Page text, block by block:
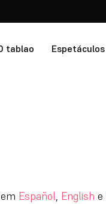
tablao Espetáculos
Español, English e